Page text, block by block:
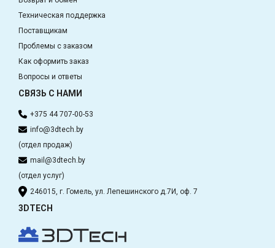
Техническая поддержка
Поставщикам
Проблемы с заказом
Как оформить заказ
Вопросы и ответы
СВЯЗЬ С НАМИ
+375 44 707-00-53
info@3dtech.by
(отдел продаж)
mail@3dtech.by
(отдел услуг)
246015, г. Гомель, ул. Лепешинского д.7И, оф. 7
3DTECH